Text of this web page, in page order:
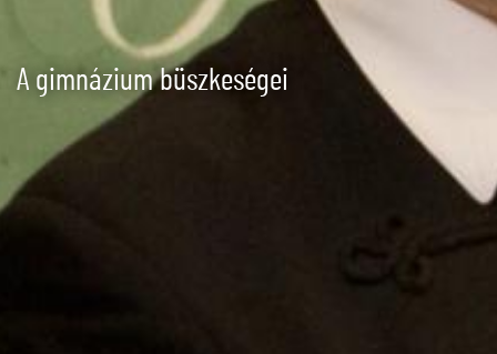
A gimnázium büszkeségei